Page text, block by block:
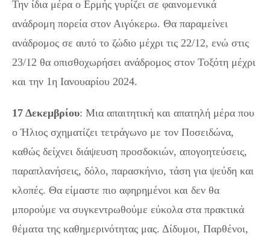
Την ίδια μέρα ο Ερμής γυρίζει σε φαινομενικά
ανάδρομη πορεία στον Αιγόκερω. Θα παραμείνει
ανάδρομος σε αυτό το ζώδιο μέχρι τις 22/12, ενώ στις
23/12 θα οπισθοχωρήσει ανάδρομος στον Τοξότη μέχρι
και την 1η Ιανουαρίου 2024.
17 Δεκεμβρίου: Μια απαιτητική και απατηλή μέρα που
ο Ήλιος σχηματίζει τετράγωνο με τον Ποσειδώνα,
καθώς δείχνει διάψευση προσδοκιών, απογοητεύσεις,
παραπλανήσεις, δόλο, παρασκήνιο, τάση για ψεύδη και
κλοπές. Θα είμαστε πιο αφηρημένοι και δεν θα
μπορούμε να συγκεντρωθούμε εύκολα στα πρακτικά
θέματα της καθημερινότητας μας. Δίδυμοι, Παρθένοι,